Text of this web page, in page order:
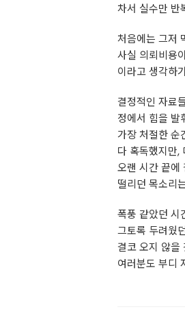
차서 실수만 반
처음에는 그저
사실 의뢰비용
이라고 생각하
결정적인 자료
정에서 힘을 발
가장 처절한 순
다 혹독했지만,
오랜 시간 끝에
떨리던 목소리
폭풍 같았던 시
그토록 두려웠
결코 오지 않을
여러분도 부디